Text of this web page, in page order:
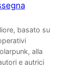
basato su
alla
e autrici